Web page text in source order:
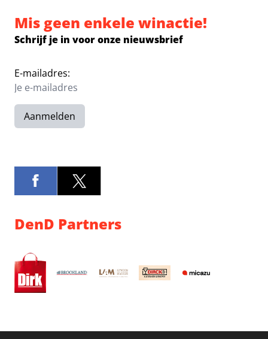
Mis geen enkele winactie!
Schrijf je in voor onze nieuwsbrief
E-mailadres:
Aanmelden
DenD Partners